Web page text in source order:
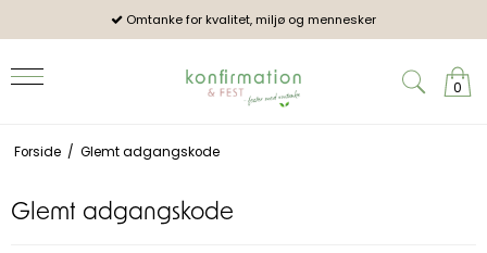
Omtanke for kvalitet, miljø og mennesker
0
Forside / Glemt adgangskode
Glemt adgangskode